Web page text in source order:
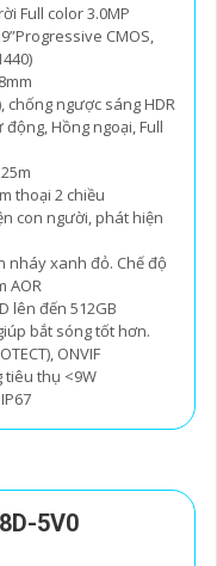
Full color 3.0MP
CMOS,
chống ngược sáng HDR
Hồng ngoại, Full
thoại 2 chiều
con người, phát hiện
nháy xanh đỏ. Chế độ
AOR
lên đến 512GB
bắt sóng tốt hơn.
ONVIF
tiêu thụ <9W
5V0